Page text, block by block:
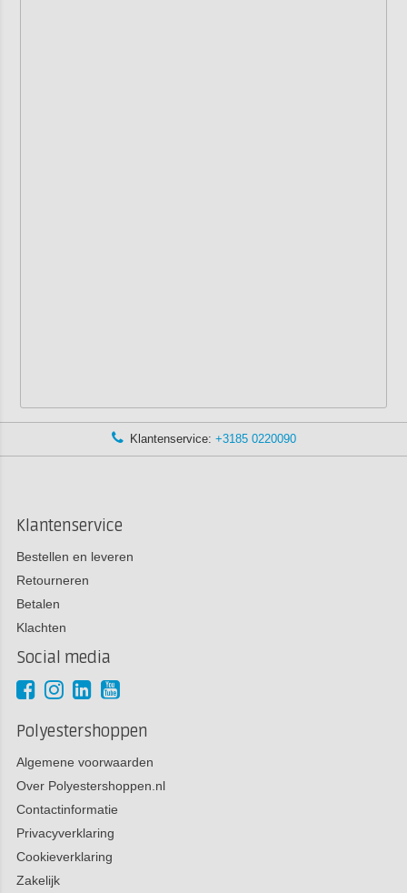
Klantenservice: +3185 0220090
Klantenservice
Bestellen en leveren
Retourneren
Betalen
Klachten
Social media
Polyestershoppen
Algemene voorwaarden
Over Polyestershoppen.nl
Contactinformatie
Privacyverklaring
Cookieverklaring
Zakelijk